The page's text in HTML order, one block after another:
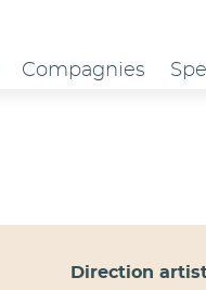
Compagnies
Direction